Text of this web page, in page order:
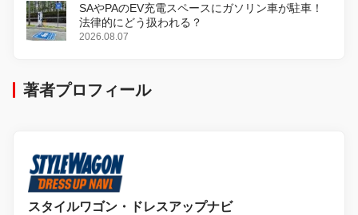
SAやPAのEV充電スペースにガソリン車が駐車！
法律的にどう扱われる？
2026.08.07
著者プロフィール
スタイルワゴン・ドレスアップナビ